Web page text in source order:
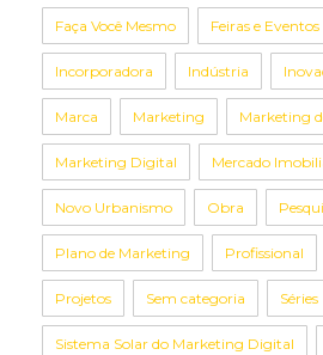
Faça Você Mesmo Feiras e Eventos
Incorporadora Indústria
Marca Marketing Marketing
Marketing Digital Mercado
Novo Urbanismo Obra
Plano de Marketing Profissional
Projetos Sem categoria Séries
Sistema Solar do Marketing Digital